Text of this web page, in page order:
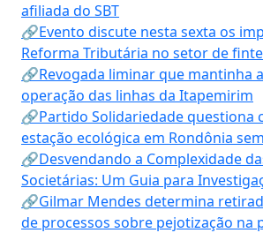
afiliada do SBT
🔗Evento discute nesta sexta os
Reforma Tributária no setor de
🔗Revogada liminar que mantinha
operação das linhas da Itapemirim
🔗Partido Solidariedade questiona
estação ecológica em Rondônia
🔗Desvendando a Complexidade
Societárias: Um Guia para
🔗Gilmar Mendes determina
de processos sobre pejotização na